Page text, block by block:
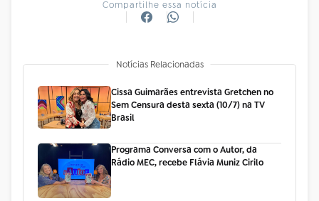
Compartilhe essa notícia
Notícias Relacionadas
Cissa Guimarães entrevista Gretchen no
Sem Censura desta sexta (10/7) na TV
Brasil
Programa Conversa com o Autor, da
Rádio MEC, recebe Flávia Muniz Cirilo